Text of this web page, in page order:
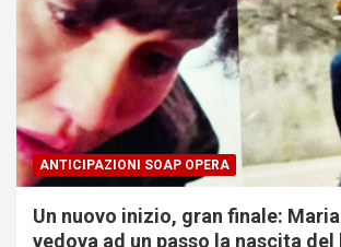
ANTICIPAZIONI SOAP OPERA
Un nuovo inizio, gran finale:
vedova ad un passo la nascita del